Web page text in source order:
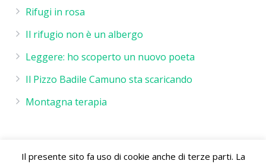
Rifugi in rosa
Il rifugio non è un albergo
Leggere: ho scoperto un nuovo poeta
Il Pizzo Badile Camuno sta scaricando
Montagna terapia
Il presente sito fa uso di cookie anche di terze parti. La